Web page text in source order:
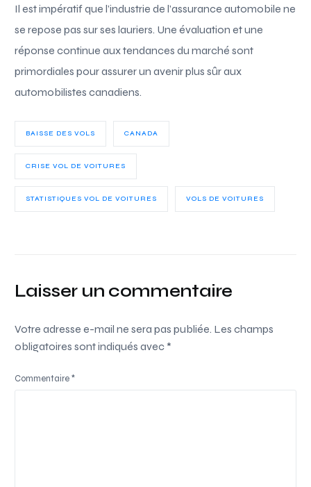
Il est impératif que l’industrie de l’assurance automobile ne
se repose pas sur ses lauriers. Une évaluation et une
réponse continue aux tendances du marché sont
primordiales pour assurer un avenir plus sûr aux
automobilistes canadiens.
BAISSE DES VOLS CANADA
CRISE VOL DE VOITURES
STATISTIQUES VOL DE VOITURES VOLS DE VOITURES
Laisser un commentaire
Votre adresse e-mail ne sera pas publiée. Les champs
obligatoires sont indiqués avec *
Commentaire*